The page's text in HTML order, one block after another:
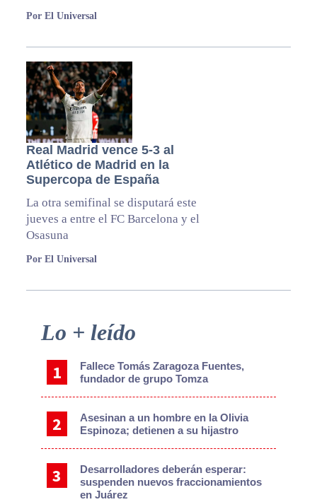
Por El Universal
Real Madrid vence 5-3 al
Atlético de Madrid en la
Supercopa de España
La otra semifinal se disputará este
jueves a entre el FC Barcelona y el
Osasuna
Por El Universal
Primary
Lo + leído
Fallece Tomás Zaragoza Fuentes,
fundador de grupo Tomza
Asesinan a un hombre en la Olivia
Espinoza; detienen a su hijastro
Desarrolladores deberán esperar:
suspenden nuevos fraccionamientos
en Juárez